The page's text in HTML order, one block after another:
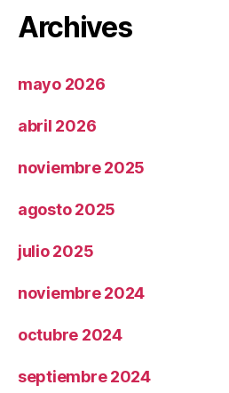
Archives
mayo 2026
abril 2026
noviembre 2025
agosto 2025
julio 2025
noviembre 2024
octubre 2024
septiembre 2024